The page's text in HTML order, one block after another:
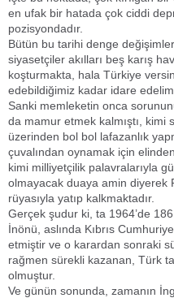
en ufak bir hatada çok ciddi
pozisyondadır.
Bütün bu tarihi denge
siyasetçiler akılları beş karış
koşturmakta, hala Türkiye
edebildiğimiz kadar idare
Sanki memleketin onca
da mamur etmek kalmıştı,
üzerinden bol bol lafazanlık
çuvalından oynamak için
kimi milliyetçilik palavralarıyla
olmayacak duaya amin diyerek
rüyasıyla yatıp kalkmaktadır.
Gerçek şudur ki, ta 1964’de
İnönü, aslında Kıbrıs
etmiştir ve o karardan sonraki
rağmen sürekli kazanan, Türk
olmuştur.
Ve günün sonunda, zamanın